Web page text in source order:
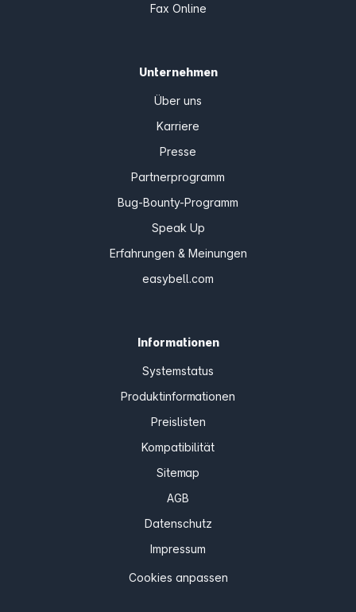
Fax Online
Unternehmen
Über uns
Karriere
Presse
Partnerprogramm
Bug-Bounty-Programm
Speak Up
Erfahrungen & Meinungen
easybell.com
Informationen
Systemstatus
Produktinformationen
Preislisten
Kompatibilität
Sitemap
AGB
Datenschutz
Impressum
Cookies anpassen